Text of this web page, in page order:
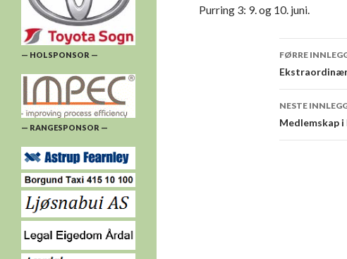
Purring 3: 9. og 10. juni.
FØRRE
NESTE
Medlemskap
— HOLSPONSOR —
— RANGESPONSOR —